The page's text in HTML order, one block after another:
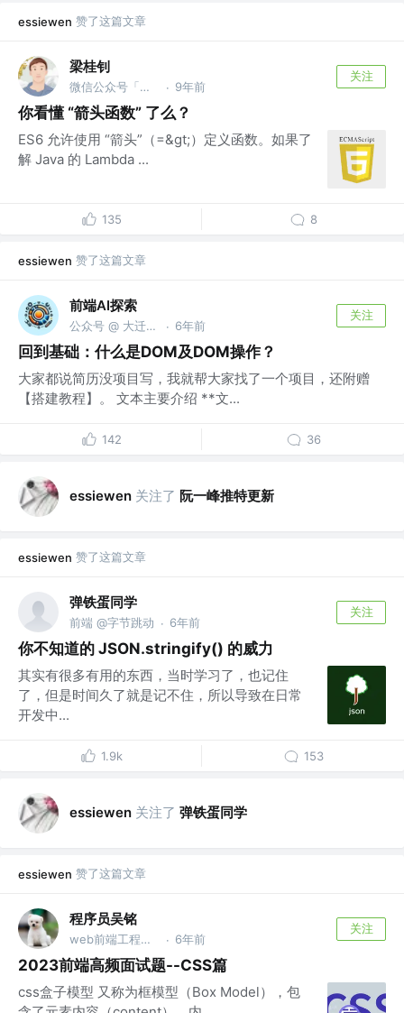
essiewen 赞了这篇文章
梁桂钊
微信公众号「服务端思维」 @阿里 · 9年前
关注
你看懂 “箭头函数” 了么？
ES6 允许使用 “箭头”（=&gt;）定义函数。如果了
解 Java 的 Lambda ...
135 8
essiewen 赞了这篇文章
前端AI探索
公众号 @ 大迁世界 · 6年前
关注
回到基础：什么是DOM及DOM操作？
大家都说简历没项目写，我就帮大家找了一个项目，还附赠
【搭建教程】。 文本主要介绍 **文...
142 36
essiewen 关注了 阮一峰推特更新
essiewen 赞了这篇文章
弹铁蛋同学
前端 @字节跳动 · 6年前
关注
你不知道的 JSON.stringify() 的威力
其实有很多有用的东西，当时学习了，也记住
了，但是时间久了就是记不住，所以导致在日常
开发中...
1.9k 153
essiewen 关注了 弹铁蛋同学
essiewen 赞了这篇文章
程序员吴铭
web前端工程师 @公众号@深圳湾码农(ydhlwnxs) · 6年前
关注
2023前端高频面试题--CSS篇
css盒子模型 又称为框模型（Box Model），包